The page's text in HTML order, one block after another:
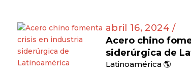
abril 16, 2024 /
Acero chino
siderúrgica de
Latinoamérica 🌎